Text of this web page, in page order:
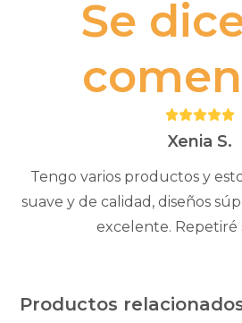
Se
Puntuación:
5Xenia S.
Tengo varios productos y
suave y de calidad, diseños
excelente. Repetiré
Productos